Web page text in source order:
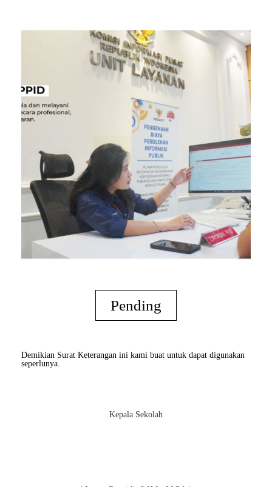
Pending
Demikian Surat Keterangan ini kami buat untuk dapat digunakan
seperlunya.
Kepala Sekolah